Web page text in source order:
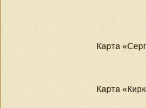
Карта
Карта